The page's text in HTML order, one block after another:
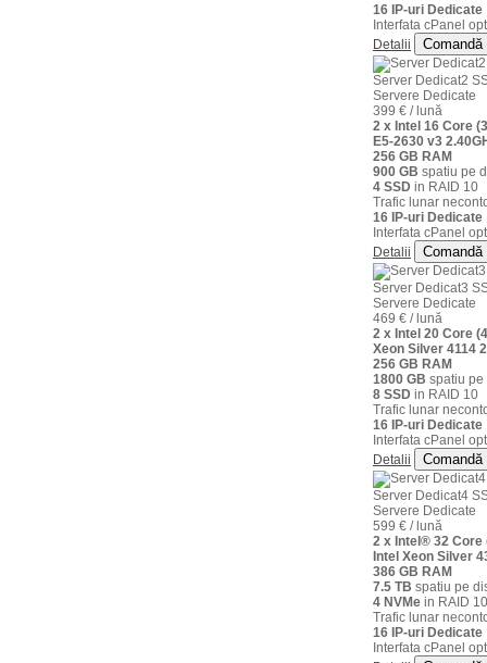
16 IP-uri Dedicate
Interfata cPanel
Detalii
Comandă
Server Dedicat2
Servere Dedicate
399 € / lună
2 x Intel 16 Core
E5-2630 v3
256 GB RAM
900 GB spatiu pe
4 SSD in RAID 10
Trafic lunar
16 IP-uri Dedicate
Interfata cPanel
Detalii
Comandă
Server Dedicat3
Servere Dedicate
469 € / lună
2 x Intel 20 Core
Xeon Silver 4114
256 GB RAM
1800 GB spatiu pe
8 SSD in RAID 10
Trafic lunar
16 IP-uri Dedicate
Interfata cPanel
Detalii
Comandă
Server Dedicat4
Servere Dedicate
599 € / lună
2 x Intel® 32 Core
Intel Xeon Silver
386 GB RAM
7.5 TB spatiu pe
4 NVMe in RAID 10
Trafic lunar
16 IP-uri Dedicate
Interfata cPanel